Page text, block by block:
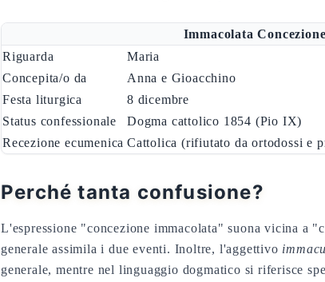
Immacolata Concezione
Riguarda
Maria
Concepita/o da
Anna e Gioacchino
Festa liturgica
8 dicembre
Status confessionale
Dogma cattolico 1854 (Pio IX)
Recezione ecumenica Cattolica (rifiutato da ortodossi e
Perché tanta confusione?
L'espressione "concezione immacolata" suona vicina a
generale assimila i due eventi. Inoltre, l'aggettivo
generale, mentre nel linguaggio dogmatico si riferisce